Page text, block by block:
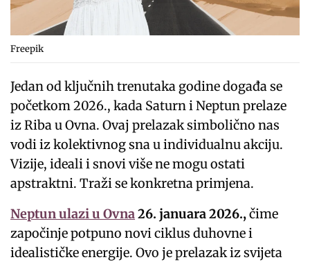
Freepik
Jedan od ključnih trenutaka godine događa se
početkom 2026., kada Saturn i Neptun prelaze
iz Riba u Ovna. Ovaj prelazak simbolično nas
vodi iz kolektivnog sna u individualnu akciju.
Vizije, ideali i snovi više ne mogu ostati
apstraktni. Traži se konkretna primjena.
Neptun ulazi u Ovna26. januara 2026.,čime
započinje potpuno novi ciklus duhovne i
idealističke energije. Ovo je prelazak iz svijeta